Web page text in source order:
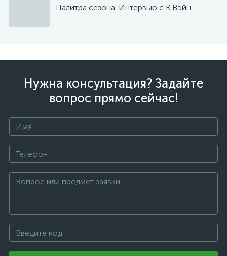
Палитра сезона. Интервью с К.Вэйн.
Нужна консультация? Задайте
вопрос прямо сейчас!